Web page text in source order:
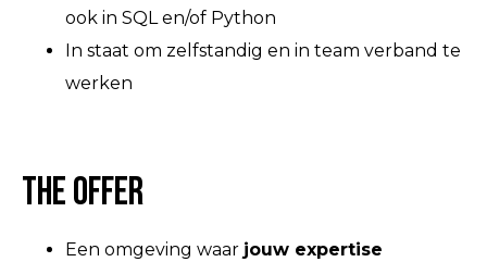
ook in SQL en/of Python
In staat om zelfstandig en in team verband te
werken
The Offer
Een omgeving waar jouw expertise